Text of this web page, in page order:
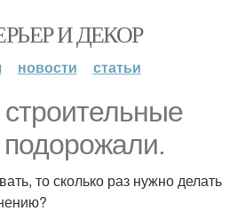
И ДЕКОР
новости статьи
то сколько раз нужно делать